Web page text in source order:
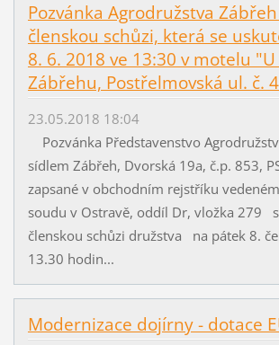
Pozvánka Agrodružstva
členskou schůzi, která se
8. 6. 2018 ve 13:30 v motelu
Zábřehu, Postřelmovská ul. č.
23.05.2018 18:04
Pozvánka Představenstvo
sídlem Zábřeh, Dvorská 19a, č.p. 853,
zapsané v obchodním rejstříku
soudu v Ostravě, oddíl Dr, vložka 279
členskou schůzi družstva na pátek 8.
13.30 hodin...
Modernizace dojírny - dotace